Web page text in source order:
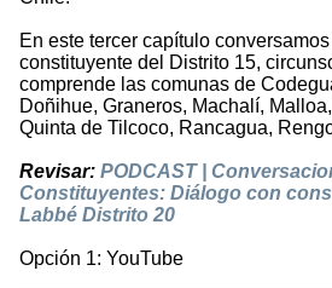
En este tercer capítulo
constituyente del Distrito 15,
comprende las comunas de
Doñihue, Graneros, Machalí,
Quinta de Tilcoco, Rancagua,
Revisar: PODCAST |
Constituyentes: Diálogo con
Labbé Distrito 20
Opción 1: YouTube